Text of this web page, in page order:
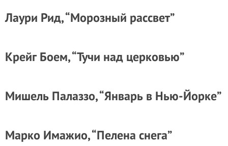
Лаури Рид, “Морозный рассвет”
Крейг Боем, “Тучи над церковью”
Мишель Палаззо, “Январь в Нью-Йорке”
Марко Имажио, “Пелена снега”